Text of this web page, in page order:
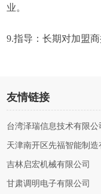
业。
9.指导：长期对加盟
友情链接
台湾泽瑞信息技术有限公
天津南开区先福智能制造
吉林启宏机械有限公司
甘肃调明电子有限公司